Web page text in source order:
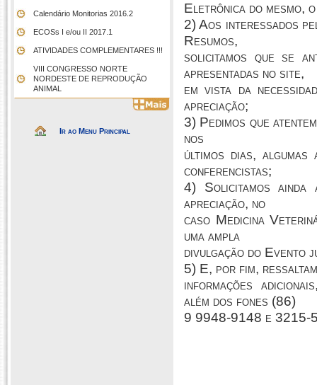
Calendário Monitorias 2016.2
ECOSs I e/ou II 2017.1
ATIVIDADES COMPLEMENTARES !!!
VIII CONGRESSO NORTE
NORDESTE DE REPRODUÇÃO
ANIMAL
Ir ao Menu Principal
Eletrônica do mesmo,
2) Aos interessados
Resumos,
solicitamos que se
apresentadas no site,
em vista da
apreciação;
3) Pedimos que
nos
últimos dias,
conferencistas;
4) Solicitamos ainda
apreciação, no
caso Medicina
uma ampla
divulgação do Evento
5) E, por fim,
informações
além dos fones (86)
9 9948-9148 e 3215-